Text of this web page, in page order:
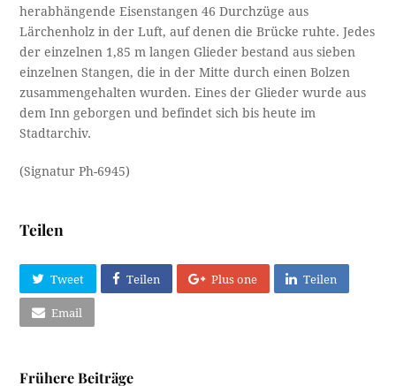
herabhängende Eisenstangen 46 Durchzüge aus
Lärchenholz in der Luft, auf denen die Brücke ruhte. Jedes
der einzelnen 1,85 m langen Glieder bestand aus sieben
einzelnen Stangen, die in der Mitte durch einen Bolzen
zusammengehalten wurden. Eines der Glieder wurde aus
dem Inn geborgen und befindet sich bis heute im
Stadtarchiv.
(Signatur Ph-6945)
Teilen
Tweet Teilen Plus one Teilen
Email
Frühere Beiträge